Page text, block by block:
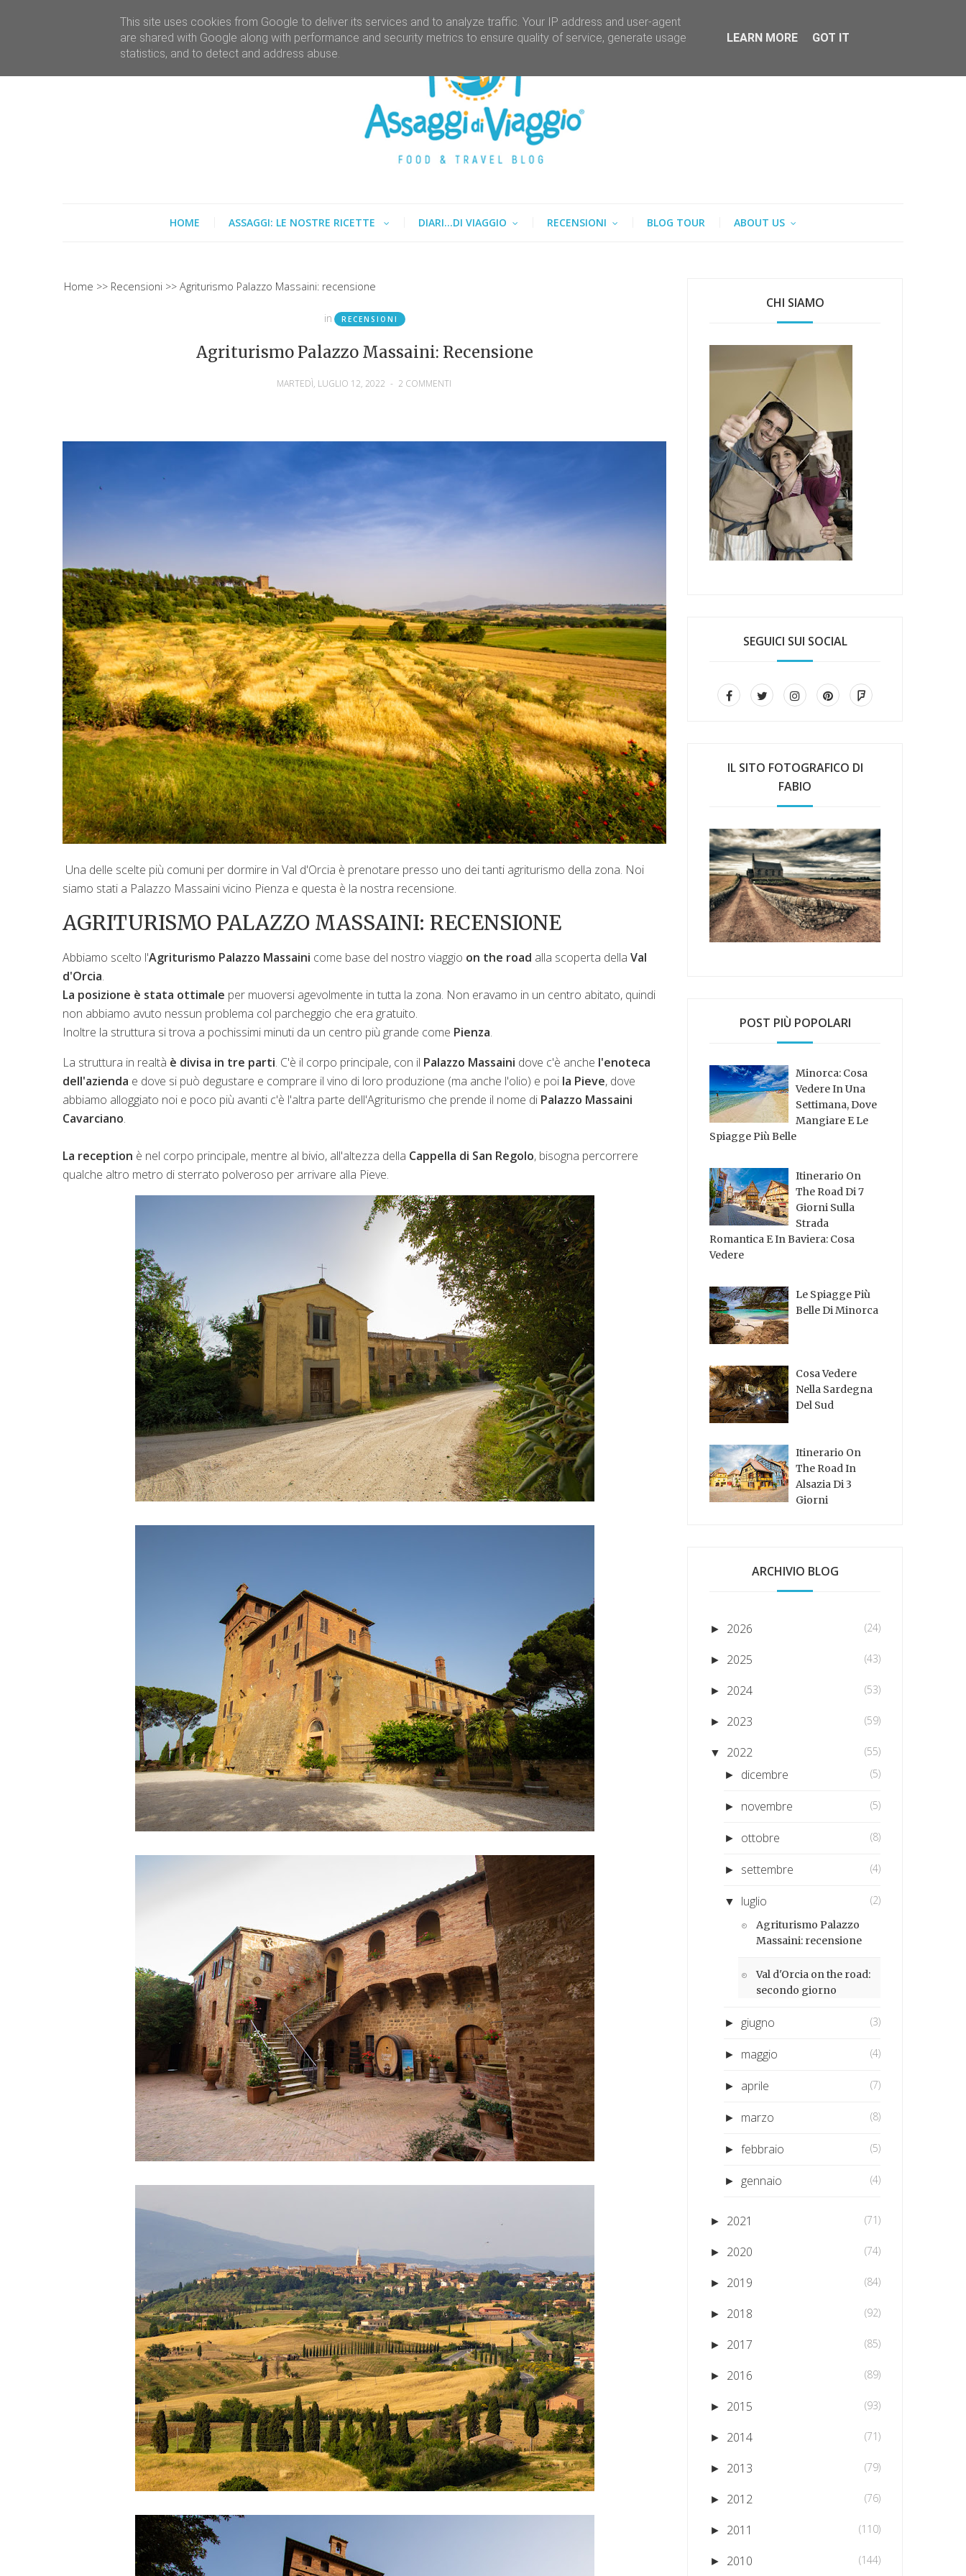
HOME ASSAGGI: LE NOSTRE RICETTE DIARI...DI VIAGGIO RECENSIONI BLOG TOUR ABOUT US
Home Recensioni Agriturismo Palazzo Massaini: recensione
in RECENSIONI
Agriturismo Palazzo Massaini: Recensione
MARTEDÌ, LUGLIO 12, 2022 - 2 COMMENTI
Una delle scelte più comuni per dormire in Val d'Orcia è prenotare presso uno dei tanti agriturismo della zona. Noi
siamo stati a Palazzo Massaini vicino Pienza e questa è la nostra recensione.
AGRITURISMO PALAZZO MASSAINI: RECENSIONE
Abbiamo scelto l'Agriturismo Palazzo Massaini come base del nostro viaggio on the road alla scoperta della Val
d'Orcia.
La posizione è stata ottimale per muoversi agevolmente in tutta la zona. Non eravamo in un centro abitato, quindi
non abbiamo avuto nessun problema col parcheggio che era gratuito.
Inoltre la struttura si trova a pochissimi minuti da un centro più grande come Pienza.
La struttura in realtà è divisa in tre parti. C'è il corpo principale, con il Palazzo Massaini dove c'è anche l'enoteca
dell'azienda e dove si può degustare e comprare il vino di loro produzione (ma anche l'olio) e poi la Pieve, dove
abbiamo alloggiato noi e poco più avanti c'è l'altra parte dell'Agriturismo che prende il nome di Palazzo Massaini
Cavarciano.
La reception è nel corpo principale, mentre al bivio, all'altezza della Cappella di San Regolo, bisogna percorrere
qualche altro metro di sterrato polveroso per arrivare alla Pieve.
CHI SIAMO
SEGUICI SUI SOCIAL
IL SITO FOTOGRAFICO DI
FABIO
POST PIÙ POPOLARI
Minorca: Cosa
Vedere In Una
Settimana, Dove
Mangiare E Le
Spiagge Più Belle
Itinerario On
The Road Di 7
Giorni Sulla
Strada
Romantica E In Baviera: Cosa
Vedere
Le Spiagge Più
Belle Di Minorca
Cosa Vedere
Nella Sardegna
Del Sud
Itinerario On
The Road In
Alsazia Di 3
Giorni
ARCHIVIO BLOG
► 2026 (24)
► 2025 (43)
► 2024 (53)
► 2023 (59)
▼ 2022 (55)
► dicembre (5)
► novembre (5)
► ottobre (8)
► settembre (4)
▼ luglio (2)
Agriturismo Palazzo
Massaini: recensione
Val d'Orcia on the road:
secondo giorno
► giugno (3)
► maggio (4)
► aprile (7)
► marzo (8)
►febbraio (5)
► gennaio (4)
► 2021 (71)
► 2020 (74)
► 2019 (84)
► 2018 (92)
► 2017 (85)
► 2016 (89)
► 2015 (93)
► 2014 (71)
► 2013 (79)
► 2012 (76)
► 2011 (110)
► 2010 (144)
This site uses cookies from Google to deliver its services and to analyze traffic. Your IP address and user-agent
are shared with Google along with performance and security metrics to ensure quality of service, generate usage
statistics, and to detect and address abuse.
LEARN MORE GOT IT